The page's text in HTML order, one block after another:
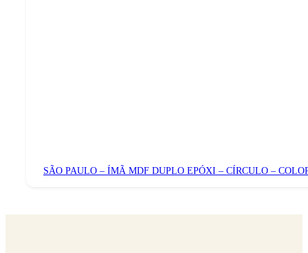
SÃO PAULO – ÍMÃ MDF DUPLO EPÓXI – CÍRCULO –